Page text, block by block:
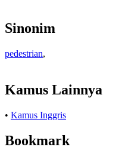
Sinonim
pedestrian,
Kamus Lainnya
• Kamus Inggris
Bookmark